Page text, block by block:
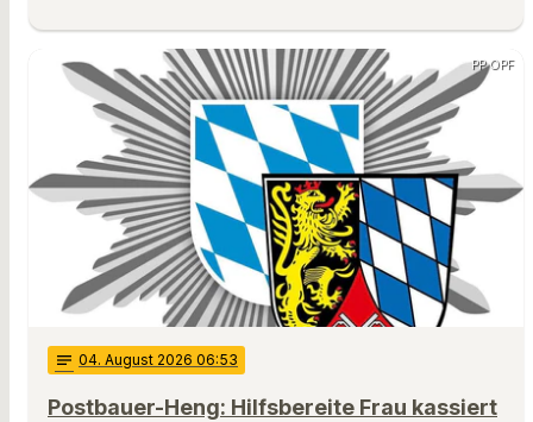
PP OPF
notes 04. August 2026 06:53
Postbauer-Heng: Hilfsbereite Frau kassiert